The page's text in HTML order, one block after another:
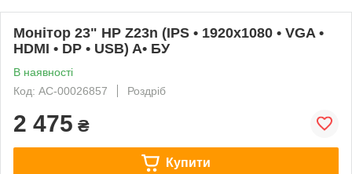
Монітор 23" HP Z23n (IPS • 1920x1080 • VGA •
HDMI • DP • USB) A• БУ
В наявності
Код: AC-00026857
Роздріб
2 475 ₴
Купити